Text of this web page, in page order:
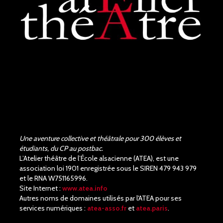
Bravo !!! Que de bons
acteurs !! Quel beau travail.
Un Richard III de très bonne
qualité.
Une aventure collective et théâtrale pour 300 élèves et
étudiants, du CP au postbac.
L’Atelier théâtre de l’École alsacienne (ATEA), est une
association loi 1901 enregistrée sous le SIREN 479 943 979
et le RNA W751165996.
Site Internet : www.atea.info
Autres noms de domaines utilisés par l'ATEA pour ses
services numériques : atea-asso.fr et atea.paris.